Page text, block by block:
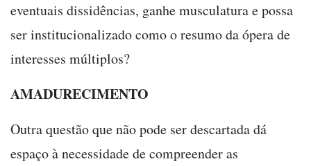
eventuais dissidências, ganhe musculatura e possa
ser institucionalizado como o resumo da ópera de
interesses múltiplos?
AMADURECIMENTO
Outra questão que não pode ser descartada dá
espaço à necessidade de compreender as